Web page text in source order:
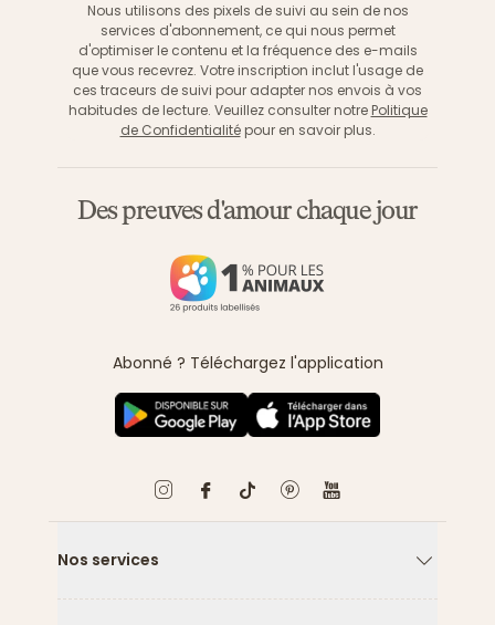
Nous utilisons des pixels de suivi au sein de nos
services d'abonnement, ce qui nous permet
d'optimiser le contenu et la fréquence des e-mails
que vous recevrez. Votre inscription inclut l'usage de
ces traceurs de suivi pour adapter nos envois à vos
habitudes de lecture. Veuillez consulter notre Politique
de Confidentialitépour en savoir plus.
Des preuves d'amour chaque jour
Abonné ? Téléchargez l'application
Nos services